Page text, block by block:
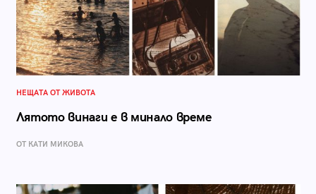
НЕЩАТА ОТ ЖИВОТА
Лятото винаги е в минало време
ОТ КАТИ МИКОВА